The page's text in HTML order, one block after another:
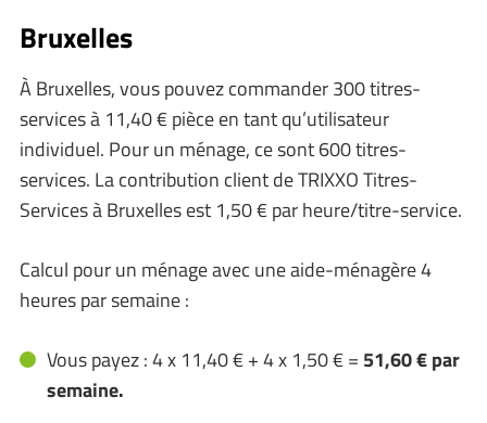
Bruxelles
À Bruxelles, vous pouvez commander 300 titres-
services à 11,40 € pièce en tant qu’utilisateur
individuel. Pour un ménage, ce sont 600 titres-
services. La contribution client de TRIXXO Titres-
Services à Bruxelles est 1,50 € par heure/titre-service.
Calcul pour un ménage avec une aide-ménagère 4
heures par semaine :
Vous payez : 4 x 11,40 € + 4 x 1,50 € = 51,60 € par
semaine.